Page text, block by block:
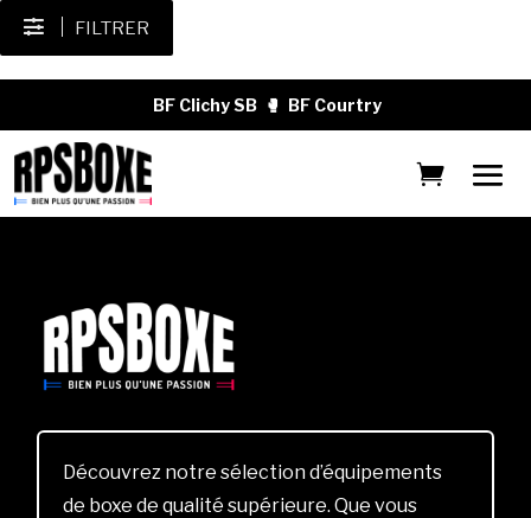
FILTRER
BF Clichy SB 🥊 BF Courtry
Découvrez notre sélection d’équipements
de boxe de qualité supérieure. Que vous